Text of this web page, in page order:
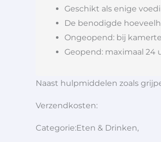
Geschikt als enige
De benodigde
Ongeopend: bij
Geopend: maximaal 24
Naast hulpmiddelen zoals
Verzendkosten:
Categorie:Eten & Drinken,